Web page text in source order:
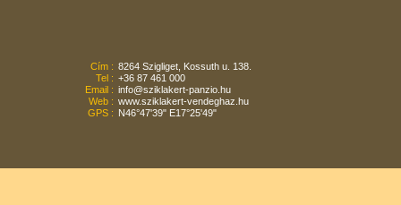
Cím : 8264 Szigliget, Kossuth u. 138.
Tel : +36 87 461 000
Email : info@sziklakert-panzio.hu
Web : www.sziklakert-vendeghaz.hu
GPS : N46°47'39" E17°25'49"